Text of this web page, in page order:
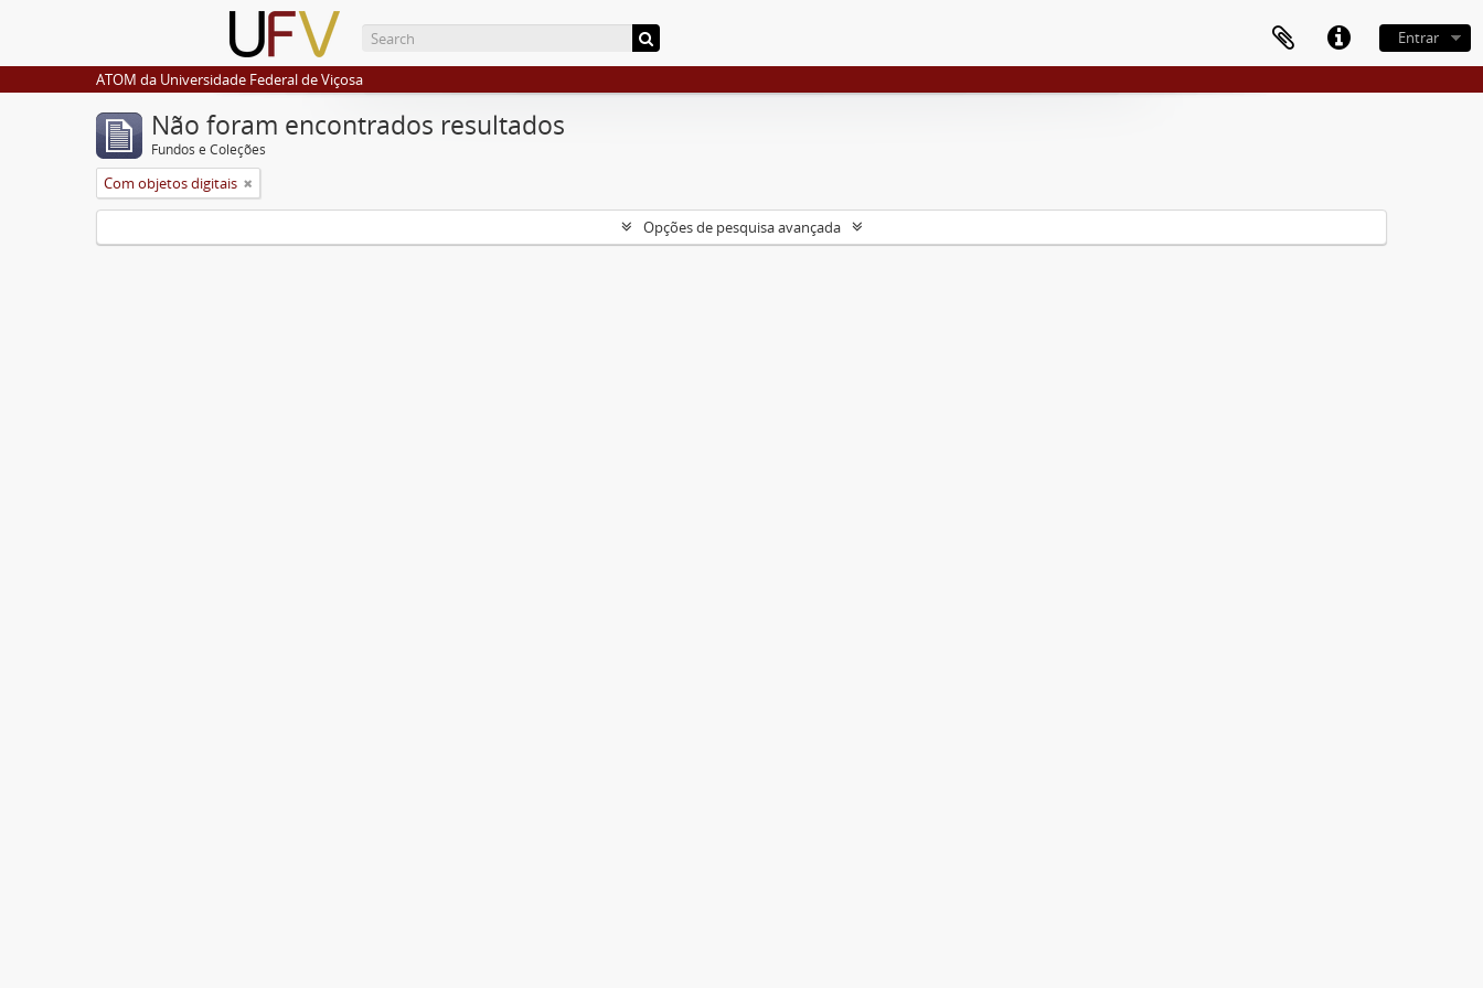
Entrar
ATOM da Universidade Federal de Viçosa
Não foram encontrados resultados
Fundos e Coleções
Com objetos digitais
Opções de pesquisa avançada